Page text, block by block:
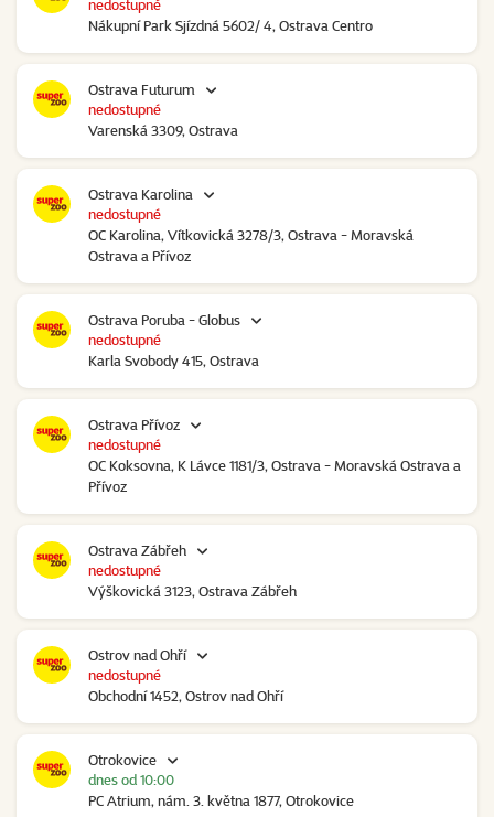
Nákupní Park Sjízdná 5602/ 4, Ostrava Centro
nedostupné
Ostrava Futurum
Varenská 3309, Ostrava
nedostupné
Ostrava Karolina
OC Karolina, Vítkovická 3278/3, Ostrava - Moravská
Ostrava a Přívoz
nedostupné
Ostrava Poruba - Globus
Karla Svobody 415, Ostrava
nedostupné
Ostrava Přívoz
OC Koksovna, K Lávce 1181/3, Ostrava - Moravská Ostrava a
Přívoz
nedostupné
Ostrava Zábřeh
Výškovická 3123, Ostrava Zábřeh
nedostupné
Ostrov nad Ohří
Obchodní 1452, Ostrov nad Ohří
nedostupné
Otrokovice
PC Atrium, nám. 3. května 1877, Otrokovice
dnes od 10:00